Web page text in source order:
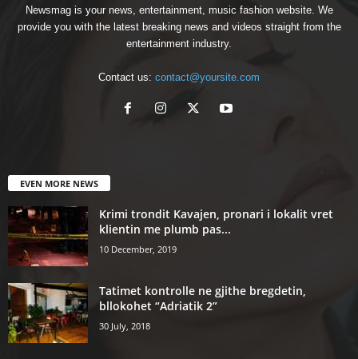
Newsmag is your news, entertainment, music fashion website. We
provide you with the latest breaking news and videos straight from the
entertainment industry.
Contact us: contact@yoursite.com
EVEN MORE NEWS
Krimi trondit Kavajen, pronari i lokalit vret
klientin me plumb pas...
10 December, 2019
Tatimet kontrolle ne gjithe bregdetin,
bllokohet “Adriatik 2”
30 July, 2018